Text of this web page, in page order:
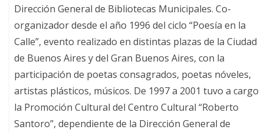
Dirección General de Bibliotecas Municipales. Co-
organizador desde el año 1996 del ciclo “Poesía en la
Calle”, evento realizado en distintas plazas de la Ciudad
de Buenos Aires y del Gran Buenos Aires, con la
participación de poetas consagrados, poetas nóveles,
artistas plásticos, músicos. De 1997 a 2001 tuvo a cargo
la Promoción Cultural del Centro Cultural “Roberto
Santoro”, dependiente de la Dirección General de